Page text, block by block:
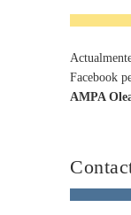
Facebook
AMPA